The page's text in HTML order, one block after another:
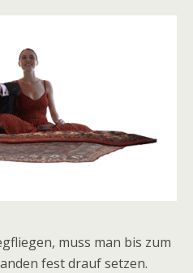
muss man bis zum
fest drauf setzen.